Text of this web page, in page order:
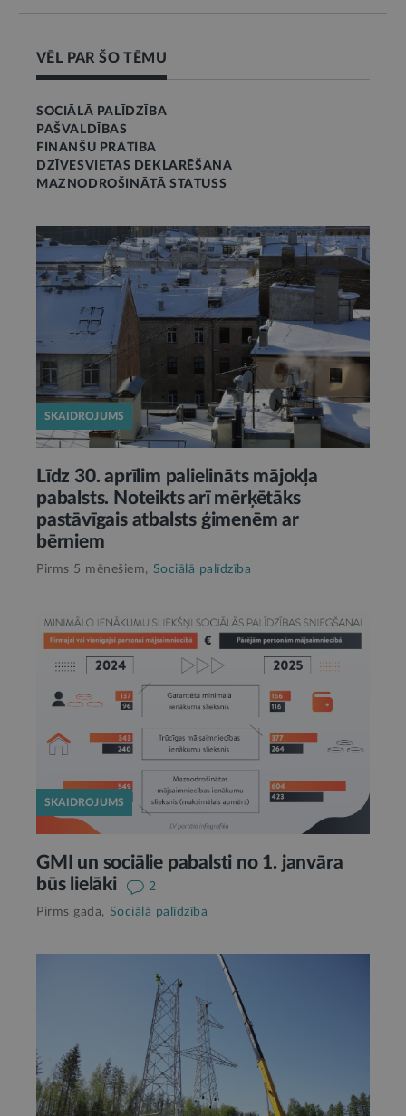
VĒL PAR ŠO TĒMU
SOCIĀLĀ PALĪDZĪBA
PAŠVALDĪBAS
FINANŠU PRATĪBA
DZĪVESVIETAS DEKLARĒŠANA
MAZNODROŠINĀTĀ STATUSS
SKAIDROJUMS
Līdz 30. aprīlim palielināts mājokļa
pabalsts. Noteikts arī mērķētāks
pastāvīgais atbalsts ģimenēm ar
bērniem
Pirms 5 mēnešiem, Sociālā palīdzība
SKAIDROJUMS
GMI un sociālie pabalsti no 1. janvāra
būs lielāki
2
Pirms gada, Sociālā palīdzība